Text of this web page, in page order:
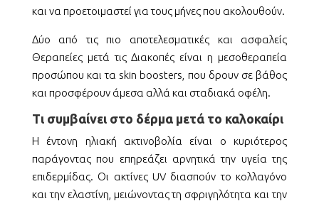
και να προετοιμαστεί για τους μήνες που ακολουθούν.
Δύο από τις πιο αποτελεσματικές και ασφαλείς
Θεραπείες μετά τις Διακοπές είναι η μεσοθεραπεία
προσώπου και τα skin boosters, που δρουν σε βάθος
και προσφέρουν άμεσα αλλά και σταδιακά οφέλη.
Τι συμβαίνει στο δέρμα μετά το καλοκαίρι
Η έντονη ηλιακή ακτινοβολία είναι ο κυριότερος
παράγοντας που επηρεάζει αρνητικά την υγεία της
επιδερμίδας. Οι ακτίνες UV διασπούν το κολλαγόνο
και την ελαστίνη, μειώνοντας τη σφριγηλότητα και την